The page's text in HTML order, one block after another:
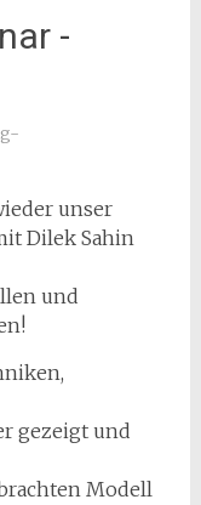
-
unser
Dilek Sahin
und
gezeigt und
Modell